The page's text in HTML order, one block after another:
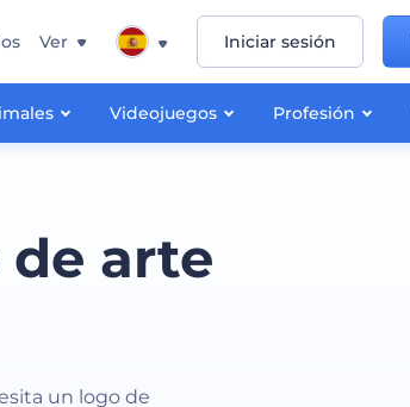
Videojuegos Profesión
Ver Iniciar sesión
arte
un logo de